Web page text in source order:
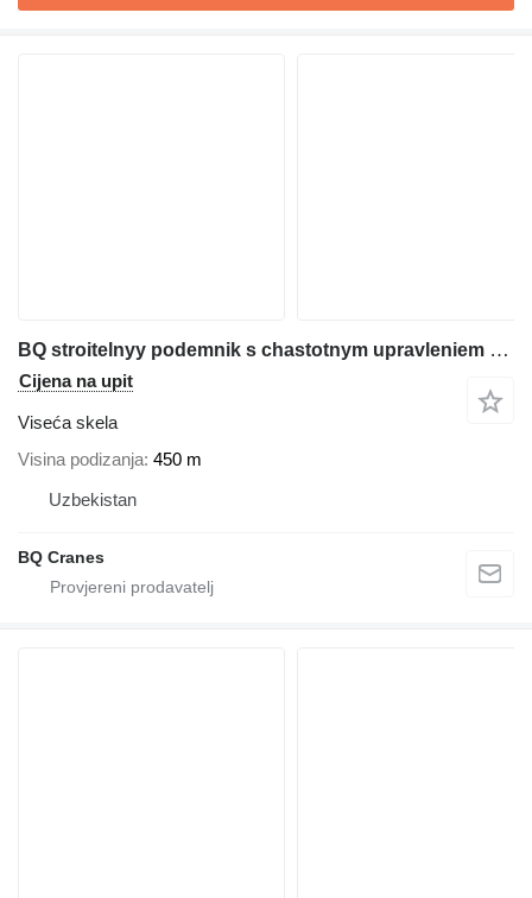
BQ stroitelnyy podemnik s chastotnym upravleniem (vysokaya skorost
Cijena na upit
Viseća skela
Visina podizanja 450 m
Uzbekistan
BQ Cranes